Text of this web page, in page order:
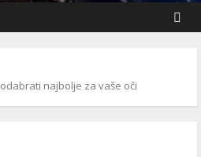
najbolje za vaše oči